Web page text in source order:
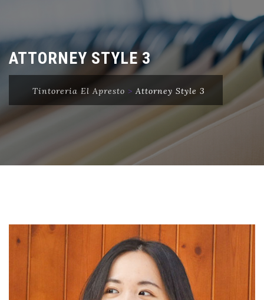
ATTORNEY STYLE 3
Tintoreria El Apresto > Attorney Style 3